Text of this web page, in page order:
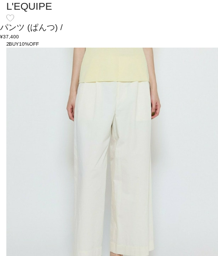
L'EQUIPE
パンツ (ぱんつ) /
¥37,400
2BUY10%OFF